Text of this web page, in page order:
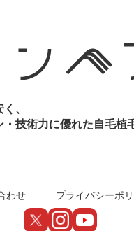
、
・技術力に優れた自毛植
わせ プライバシーポ